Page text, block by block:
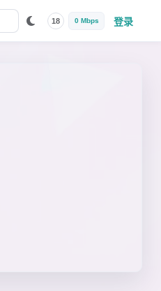
18 0 Mbps 登录